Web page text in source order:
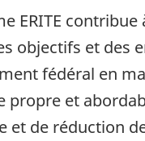
ERITE contribue
objectifs et des
fédéral en
propre et
et de réduction